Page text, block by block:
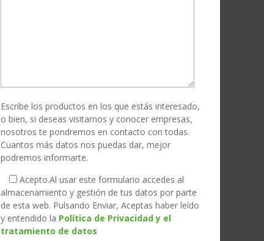
Escribe los productos en los que estás interesado,
o bien, si deseas visitarnos y conocer empresas,
nosotros te pondremos en contacto con todas.
Cuantos más datos nos puedas dar, mejor
podremos informarte.
Acepto.Al usar este formulario accedes al
almacenamiento y gestión de tus datos por parte
de esta web. Pulsando Enviar, Aceptas haber leído
y entendido la Política de Privacidad y el
tratamiento de datos